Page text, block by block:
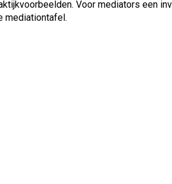
Voor mediators een
mediationtafel.